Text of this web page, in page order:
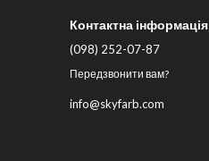
Контактна інформація
(098) 252-07-87
Передзвонити вам?
info@skyfarb.com